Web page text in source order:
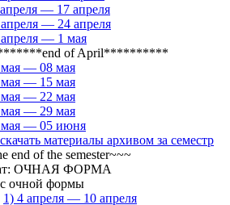
— 17 апреля
— 24 апреля
— 1 мая
of April**********
мая — 08 мая
— 15 мая
мая — 22 мая
— 29 мая
мая — 05 июня
материалы архивом за семестр
end of the semester~~~
ОЧНАЯ ФОРМА
очной формы
1) 4 апреля — 10 апреля